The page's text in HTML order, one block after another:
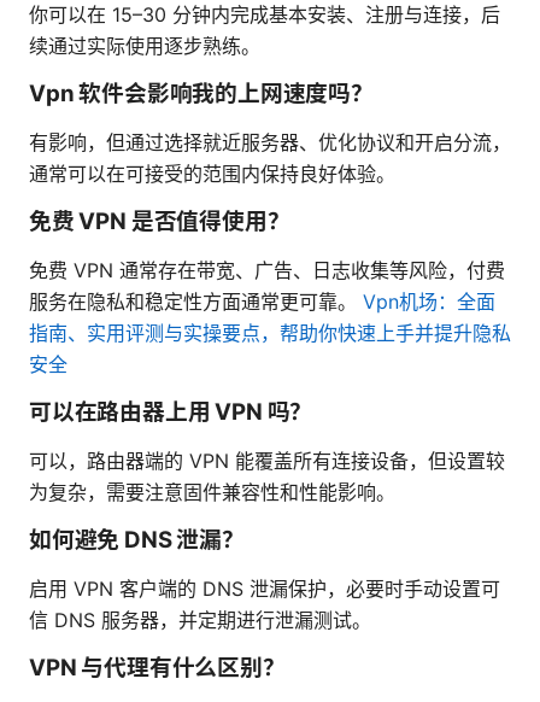
你可以在 15–30 分钟内完成基本安装、注册与连接，后
续通过实际使用逐步熟练。
Vpn 软件会影响我的上网速度吗？
有影响，但通过选择就近服务器、优化协议和开启分流，
通常可以在可接受的范围内保持良好体验。
免费 VPN 是否值得使用？
免费 VPN 通常存在带宽、广告、日志收集等风险，付费
服务在隐私和稳定性方面通常更可靠。 Vpn机场：全面
指南、实用评测与实操要点，帮助你快速上手并提升隐私
安全
可以在路由器上用 VPN 吗？
可以，路由器端的 VPN 能覆盖所有连接设备，但设置较
为复杂，需要注意固件兼容性和性能影响。
如何避免 DNS 泄漏？
启用 VPN 客户端的 DNS 泄漏保护，必要时手动设置可
信 DNS 服务器，并定期进行泄漏测试。
VPN 与代理有什么区别？